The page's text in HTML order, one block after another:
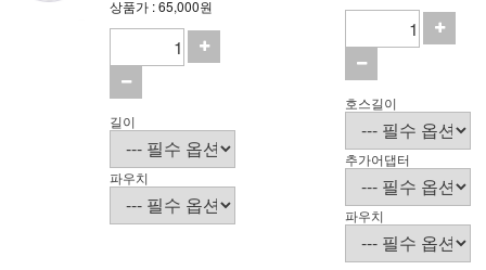
상품가 : 65,000원
길이
파우치
호스길이
추가어댑터
파우치